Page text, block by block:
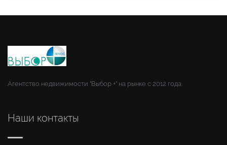
Агентство недвижимости "Выбор +" на рынке с 2012 года.
Наши контакты